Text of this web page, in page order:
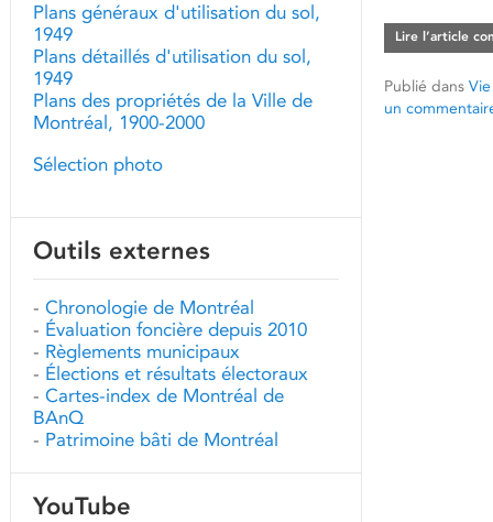
Lire l’article
Publié dans
un
Plans généraux d'utilisation du sol,
1949
Plans détaillés d'utilisation du sol,
1949
Plans des propriétés de la Ville de
Montréal, 1900-2000
Sélection photo
Outils externes
- Chronologie de Montréal
- Évaluation foncière depuis 2010
- Règlements municipaux
- Élections et résultats électoraux
- Cartes-index de Montréal de
BAnQ
- Patrimoine bâti de Montréal
YouTube